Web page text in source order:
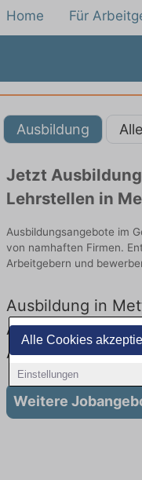
Alle Cookies
Einstellungen
Home Für
Ausbildung
Jetzt
Lehrstellen in
Ausbildungsangebote im
von namhaften Firmen.
Arbeitgebern und
Ausbildung in
Aktuell gibt es
Ausbildung in
Weitere